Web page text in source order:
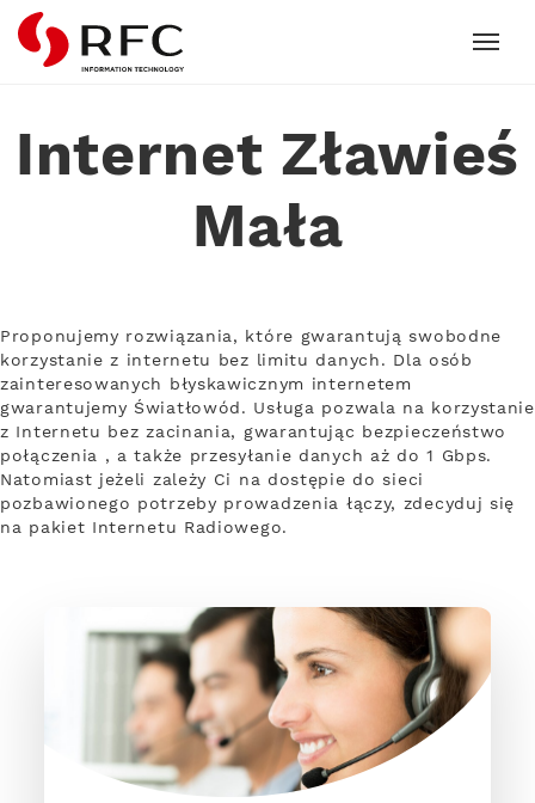
RFC
Internet Zławieś
Mała
Proponujemy rozwiązania, które gwarantują swobodne
korzystanie z internetu bez limitu danych. Dla osób
zainteresowanych błyskawicznym internetem
gwarantujemy Światłowód. Usługa pozwala na korzystanie
z Internetu bez zacinania, gwarantując bezpieczeństwo
połączenia , a także przesyłanie danych aż do 1 Gbps.
Natomiast jeżeli zależy Ci na dostępie do sieci
pozbawionego potrzeby prowadzenia łączy, zdecyduj się
na pakiet Internetu Radiowego.